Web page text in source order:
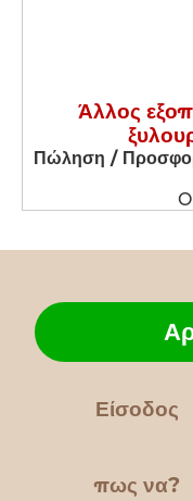
Άλλος
Πώληση /
Είσοδος
πως να?